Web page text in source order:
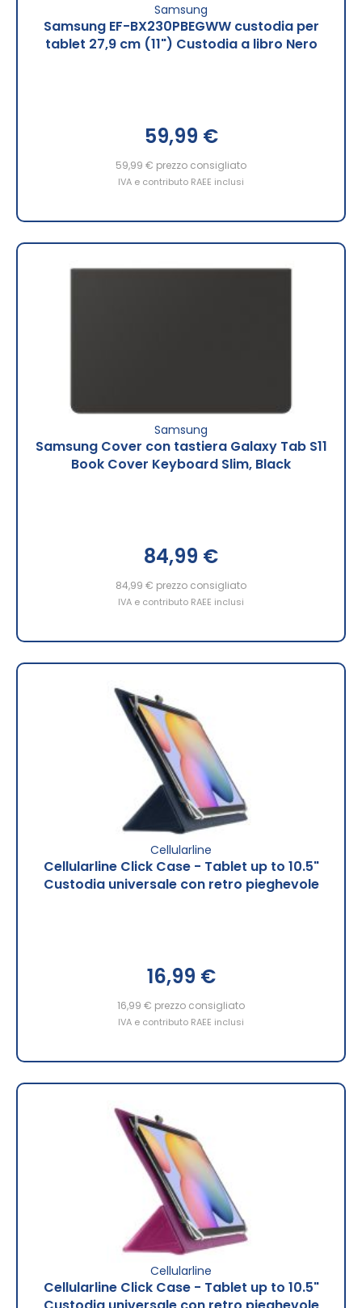
Samsung
Samsung EF-BX230PBEGWW custodia per
tablet 27,9 cm (11") Custodia a libro Nero
59,99 €
59,99 € prezzo consigliato
IVA e contributo RAEE inclusi
Samsung
Samsung Cover con tastiera Galaxy Tab S11
Book Cover Keyboard Slim, Black
84,99 €
84,99 € prezzo consigliato
IVA e contributo RAEE inclusi
Cellularline
Cellularline Click Case - Tablet up to 10.5"
Custodia universale con retro pieghevole
16,99 €
16,99 € prezzo consigliato
IVA e contributo RAEE inclusi
Cellularline
Cellularline Click Case - Tablet up to 10.5"